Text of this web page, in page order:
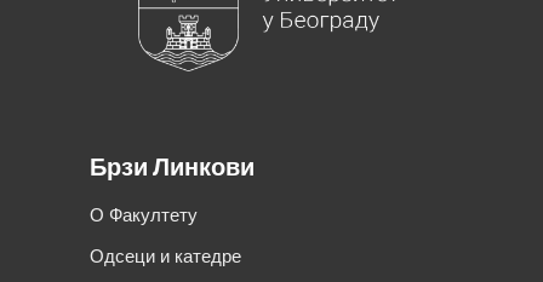
Брзи Линкови
О Факултету
Одсеци и катедре